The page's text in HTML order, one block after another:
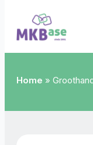
Home »